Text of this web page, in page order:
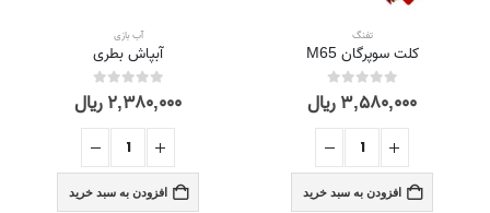
تفنگ
کلت سوپرگان M65
۳,۵۸۰,۰۰۰ریال
افزودن به سبد خرید
آب بازی
آبپاش بطری
۲,۳۸۰,۰۰۰ریال
افزودن به سبد خرید